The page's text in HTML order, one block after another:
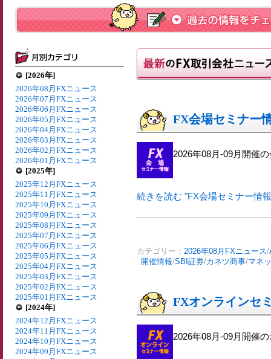
[2026年]
2026年08月FXニュース
2026年07月FXニュース
2026年06月FXニュース
2026年05月FXニュース
2026年04月FXニュース
2026年03月FXニュース
2026年02月FXニュース
2026年01月FXニュース
[2025年]
2025年12月FXニュース
2025年11月FXニュース
2025年10月FXニュース
2025年09月FXニュース
2025年08月FXニュース
2025年07月FXニュース
2025年06月FXニュース
2025年05月FXニュース
2025年04月FXニュース
2025年03月FXニュース
2025年02月FXニュース
2025年01月FXニュース
[2024年]
2024年12月FXニュース
2024年11月FXニュース
2024年10月FXニュース
2024年09月FXニュース
FX会場セミナー
2026年08月-09月開催
続きを読む "FX会場セミナー情
カテゴリー： 2026年08月FXニュース/
開催情報/SBI証券/カネツ商事/マネ
FXオンラインセ
2026年08月-09月開催